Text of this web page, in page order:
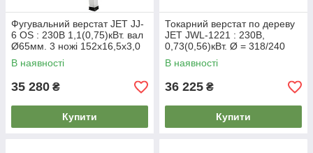
Фугувальний верстат JET JJ-
6 OS : 230В 1,1(0,75)кВт. вал
Ø65мм. 3 ножі 152х16,5х3,0
мм.
В наявності
35 280 ₴
Купити
Токарний верстат по дереву
JET JWL-1221 : 230В,
0,73(0,56)кВт. Ø = 318/240
мм. конус MK2. 6 шв.
В наявності
36 225 ₴
Купити